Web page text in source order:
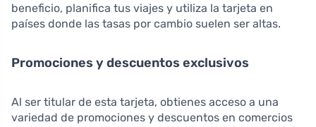
beneficio, planifica tus viajes y utiliza la tarjeta en
países donde las tasas por cambio suelen ser altas.
Promociones y descuentos exclusivos
Al ser titular de esta tarjeta, obtienes acceso a una
variedad de promociones y descuentos en comercios